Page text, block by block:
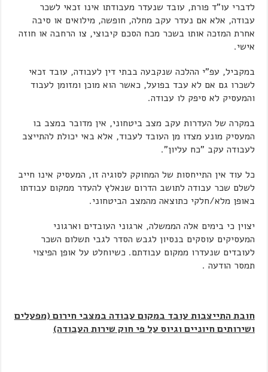
לדברי עו"ד פורת, עובד שנעדר מעבודתו אינו זכאי לשכר
עבודה, אלא אם נעדר עקב מחלה, חופשה, מילואים או סיבה
אחרת המזכה אותו בשכר מכח הסכם קיבוצי, צו הרחבה או חוזה
אישי.
במקביל, עפ"י ההלכה שנקבעה בבתי דין לעבודה, עובד זכאי
לשכרו גם אם לא עבד בפועל, כאשר הוא מוכן ומזומן לעבוד
והמעסיק לא סיפק לו עבודה.
במקרה של העדרות עקב מצב ביטחוני, אין מדובר במצב בו
המעסיק מונע מצדו מן העובד לעבוד, אלא באי יכולת להתייצב
לעבודה עקב "כח עליון".
כל עוד אין התייחסות של המחוקק לסוגיה זו, המעסיק אינו חייב
לשלם שכר עבודה לתושב הדרום שנאלץ להעדר ממקום עבודתו
באופן מלא/חלקי כתוצאה מהמצב הביטחוני.
יצוין כי בימים אלה הממשלה, ארגוני העובדים וארגוני
המעסיקים עוסקים בנסיון לגבש הסדר לגבי תשלום השכר
לעובדים שנעדרו ממקום עבודתם. כשיוחלט על אופן הפיצוי
תמסר הודעה .
חובת התייצבות עובד במקום עבודה במצבי חירום (מפעלים
ושירותים חיוניים וגיוס על פי חוק שירות העבודה)